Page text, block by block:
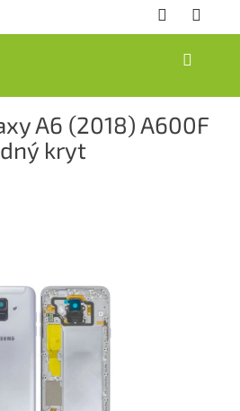
NÁKUPNÝ
A6 (2018) A600F
kryt